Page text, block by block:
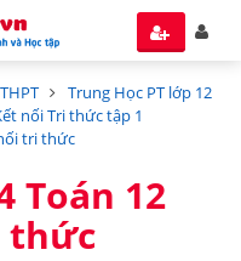
Trung Học PT lớp 12
nối Tri thức tập 1
tri thức
Toán 12
thức